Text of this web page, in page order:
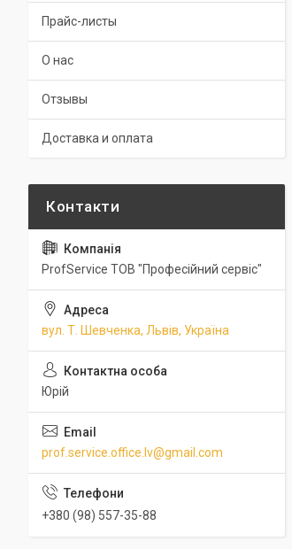
Прайс-листы
О нас
Отзывы
Доставка и оплата
ProfService ТОВ "Професійний сервіс"
вул. Т. Шевченка, Львів, Україна
Юрій
prof.service.office.lv@gmail.com
+380 (98) 557-35-88